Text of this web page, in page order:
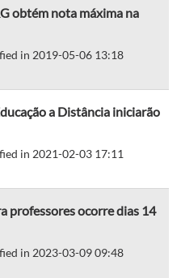
obtém nota máxima na
in 2019-05-06 13:18
a Distância iniciarão
in 2021-02-03 17:11
professores ocorre dias 14
in 2023-03-09 09:48